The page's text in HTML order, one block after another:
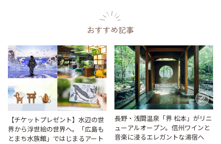
おすすめ記事
【チケットプレゼント】水辺の世
界から浮世絵の世界へ。「広島も
とまち水族館」ではじまるアート
長野・浅間温泉「界 松本」がリニ
ューアルオープン。信州ワインと
音楽に浸るエレガントな湯宿へ